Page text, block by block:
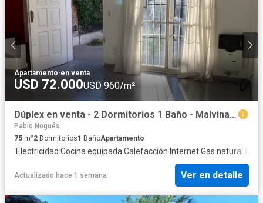
Apartamento·en venta
USD 72.000USD 960/m²
Dúplex en venta - 2 Dormitorios 1 Baño - Malvinas Argentinas
Pablo Nogués
75 m²2 Dormitorios1 BañoApartamento
·Electricidad·Cocina equipada·Calefacción· Internet·Gas natural ·
Actualizado hace 1 semana Ver en detalle